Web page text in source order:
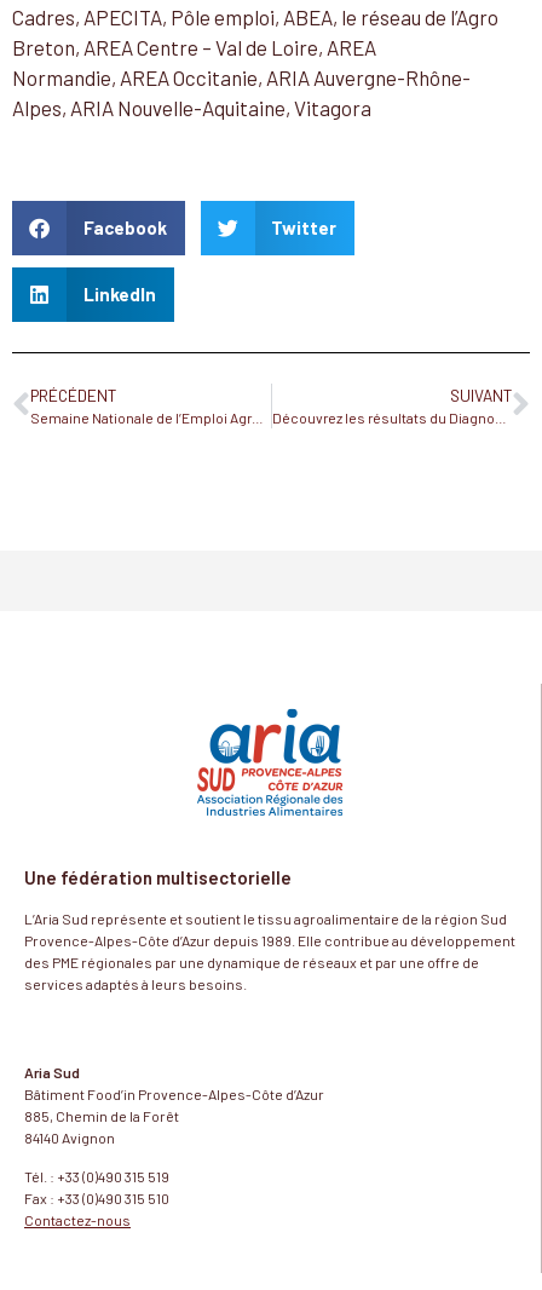
Cadres, APECITA, Pôle emploi, ABEA, le réseau de l’Agro
Breton, AREA Centre – Val de Loire, AREA
Normandie, AREA Occitanie, ARIA Auvergne-Rhône-
Alpes, ARIA Nouvelle-Aquitaine, Vitagora
Facebook Twitter
LinkedIn
PRÉCÉDENT
Semaine Nationale de l’Emploi Agroalimentaire du 6 au 10 novembre
SUIVANT
Une fédération multisectorielle
L’Aria Sud représente et soutient le tissu agroalimentaire de la région Sud
Provence-Alpes-Côte d’Azur depuis 1989. Elle contribue au développement
des PME régionales par une dynamique de réseaux et par une offre de
services adaptés à leurs besoins.
Aria Sud
Bâtiment Food’in Provence-Alpes-Côte d’Azur
885, Chemin de la Forêt
84140 Avignon
Tél. : +33 (0)490 315 519
Fax : +33 (0)490 315 510
Contactez-nous